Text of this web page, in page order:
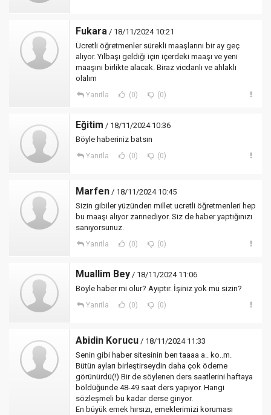
Fukara / 18/11/2024 10:21
Ücretli öğretmenler sürekli maaşlarını bir ay geç
alıyor. Yılbaşı geldiği için içerdeki maaşı ve yeni
maaşını birlikte alacak. Biraz vicdanlı ve ahlaklı
olalım
Yanıtla (0) (0)
Eğitim / 18/11/2024 10:36
Böyle haberiniz batsın
Yanıtla (0) (0)
Marfen / 18/11/2024 10:45
Sizin gibiler yüzünden millet ucretli öğretmenleri hep
bu maaşı alıyor zannediyor. Siz de haber yaptığınızı
sanıyorsunuz.
Yanıtla (0) (0)
Muallim Bey / 18/11/2024 11:06
Böyle haber mi olur? Ayıptır. İşiniz yok mu sizin?
Yanıtla (0) (0)
Abidin Korucu / 18/11/2024 11:33
Senin gibi haber sitesinin ben taaaa a.. ko..m.
Bütün ayları birleştirseydin daha çok ödeme
görünürdü(!) Bir de söylenen ders saatlerini haftaya
böldüğünde 48-49 saat ders yapıyor. Hangi
sözleşmeli bu kadar derse giriyor.
En büyük emek hırsızı, emeklerimizi koruması